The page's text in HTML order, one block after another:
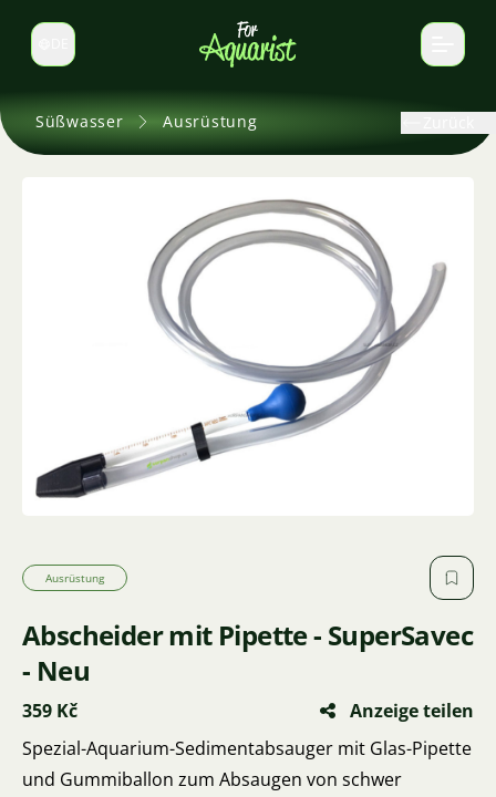
Sprache wechseln
Süßwasser Ausrüstung
Ausrüstung
Abscheider mit Pipette - SuperSavec
- Neu
359 Kč
Anzeige teilen
Spezial-Aquarium-Sedimentabsauger mit Glas-Pipette
und Gummiballon zum Absaugen von schwer